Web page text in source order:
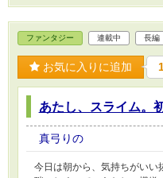
ファンタジー 連載中 長編
お気に入りに追加
あたし、スライム。
真弓りの
今日は朝から、気持ちがいい